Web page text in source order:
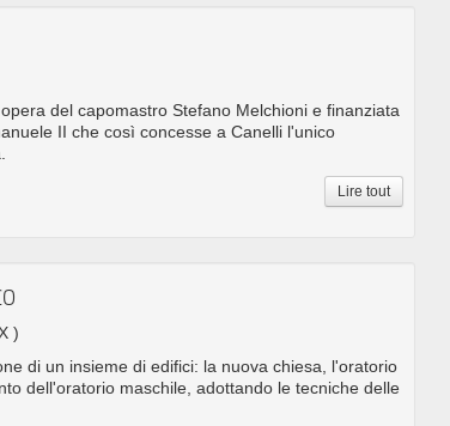
del capomastro Stefano Melchioni e finanziata
II che così concesse a Canelli l'unico
Lire tout
)
di un insieme di edifici: la nuova chiesa, l'oratorio
dell'oratorio maschile, adottando le tecniche delle